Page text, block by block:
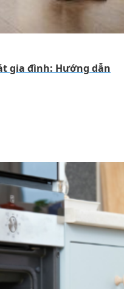
gia đình: Hướng dẫn